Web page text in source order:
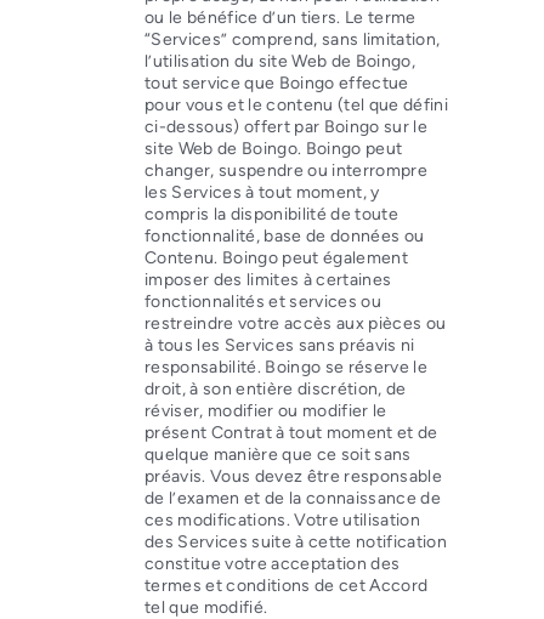
ou le bénéfice d’un tiers. Le terme
“Services” comprend, sans limitation,
l’utilisation du site Web de Boingo,
tout service que Boingo effectue
pour vous et le contenu (tel que défini
ci-dessous) offert par Boingo sur le
site Web de Boingo. Boingo peut
changer, suspendre ou interrompre
les Services à tout moment, y
compris la disponibilité de toute
fonctionnalité, base de données ou
Contenu. Boingo peut également
imposer des limites à certaines
fonctionnalités et services ou
restreindre votre accès aux pièces ou
à tous les Services sans préavis ni
responsabilité. Boingo se réserve le
droit, à son entière discrétion, de
réviser, modifier ou modifier le
présent Contrat à tout moment et de
quelque manière que ce soit sans
préavis. Vous devez être responsable
de l’examen et de la connaissance de
ces modifications. Votre utilisation
des Services suite à cette notification
constitue votre acceptation des
termes et conditions de cet Accord
tel que modifié.